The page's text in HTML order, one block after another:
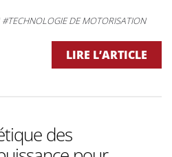
TECHNOLOGIE DE MOTORISATION
LIRE L’ARTICLE
des